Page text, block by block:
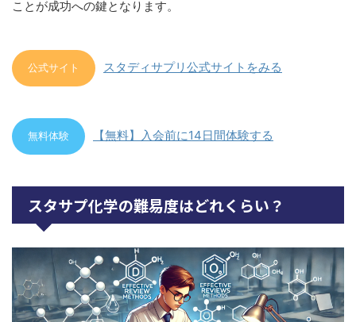
ことが成功への鍵となります。
公式サイト スタディサプリ公式サイトをみる
無料体験 【無料】入会前に14日間体験する
スタサプ化学の難易度はどれくらい？